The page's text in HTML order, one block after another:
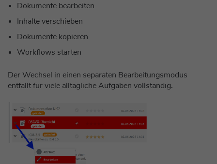
Dokumente bearbeiten
Inhalte verschieben
Dokumente kopieren
Workflows starten
Der Wechsel in einen separaten Bearbeitungsmodus
entfällt für viele alltägliche Aufgaben vollständig.